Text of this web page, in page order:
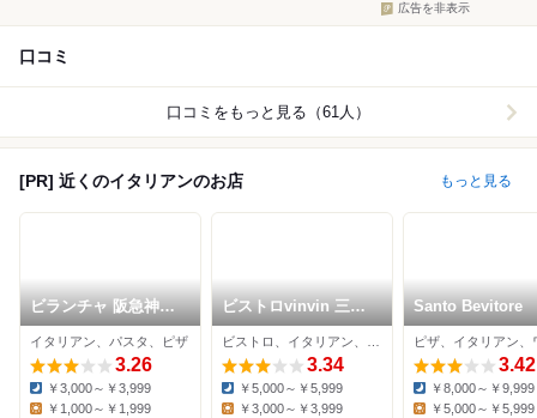
広告を非表示
口コミ
口コミをもっと見る（61人）
[PR] 近くのイタリアンのお店 もっと見る
ビランチャ 阪急神戸
三宮店
イタリアン、パスタ、ピザ
3.26
Dinner:
￥3,000～￥3,999
￥1,000～￥1,999
ビストロvinvin 三宮
店
3.34
Dinner:
￥5,000～￥5,999
￥3,000～￥3,999
Santo Bevitore
3.42
Dinner:
￥8,000～￥9,999
￥5,000～￥5,999